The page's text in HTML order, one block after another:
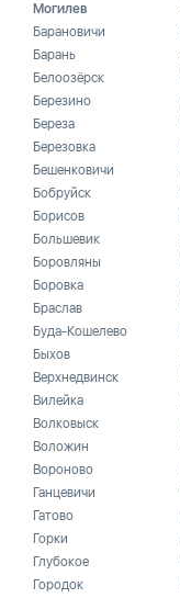
Могилев
Барановичи
Барань
Белоозёрск
Березино
Береза
Березовка
Бешенковичи
Бобруйск
Борисов
Большевик
Боровляны
Боровка
Браслав
Буда-Кошелево
Быхов
Верхнедвинск
Вилейка
Волковыск
Воложин
Вороново
Ганцевичи
Гатово
Горки
Глубокое
Городок